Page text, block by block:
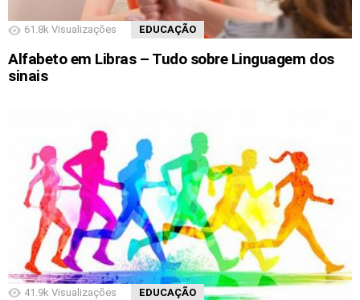
61.8k Visualizações EDUCAÇÃO
Alfabeto em Libras – Tudo sobre Linguagem dos
sinais
41.9k Visualizações EDUCAÇÃO